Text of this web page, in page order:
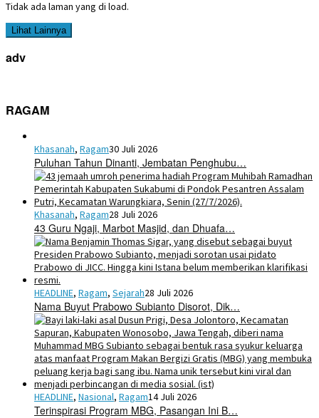
Tidak ada laman yang di load.
Lihat Lainnya
adv
RAGAM
Khasanah, Ragam30 Juli 2026
Puluhan Tahun Dinanti, Jembatan Penghubu…
Khasanah, Ragam28 Juli 2026
43 Guru Ngaji, Marbot Masjid, dan Dhuafa…
HEADLINE, Ragam, Sejarah28 Juli 2026
Nama Buyut Prabowo Subianto Disorot, Dik…
HEADLINE, Nasional, Ragam14 Juli 2026
Terinspirasi Program MBG, Pasangan Ini B…